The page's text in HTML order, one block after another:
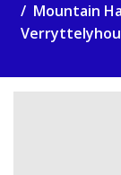
Mountain